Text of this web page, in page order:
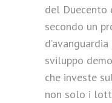
del Duecento
secondo un
sviluppo
che investe
non solo i